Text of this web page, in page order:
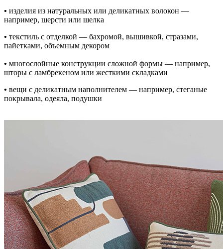
• изделия из натуральных или деликатных волокон —
например, шерсти или шелка
• текстиль с отделкой — бахромой, вышивкой, стразами,
пайетками, объемным декором
• многослойные конструкции сложной формы — например,
шторы с ламбрекеном или жесткими складками
• вещи с деликатным наполнителем — например, стеганые
покрывала, одеяла, подушки